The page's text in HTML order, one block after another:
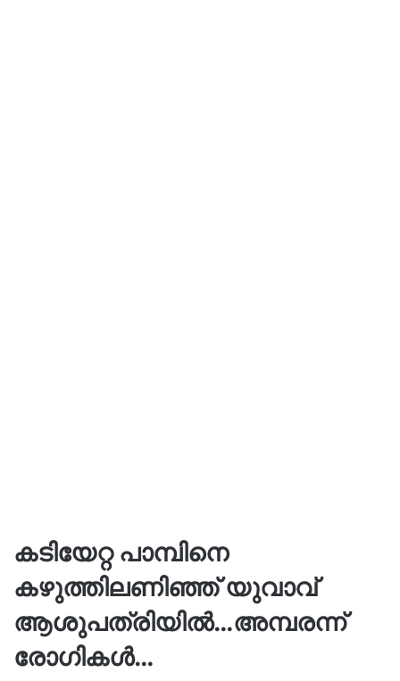
കടിയേറ്റ പാമ്പിനെ
കഴുത്തിലണിഞ്ഞ് യുവാവ്
ആശുപത്രിയിൽ…അമ്പരന്ന്
രോ​ഗികൾ…